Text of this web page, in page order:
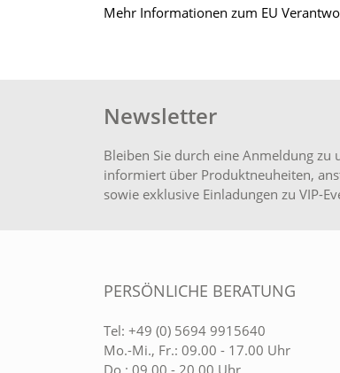
Mehr Informationen zum EU
Newsletter
Bleiben Sie durch eine Anmeldung
informiert über Produktneuheiten,
sowie exklusive Einladungen zu VIP-
PERSÖNLICHE BERATUNG
Tel: +49 (0) 5694 9915640
Mo.-Mi., Fr.: 09.00 - 17.00 Uhr
Do.: 09.00 - 20.00 Uhr